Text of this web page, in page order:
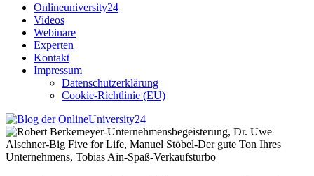
Onlineuniversity24
Videos
Webinare
Experten
Kontakt
Impressum
Datenschutzerklärung
Cookie-Richtlinie (EU)